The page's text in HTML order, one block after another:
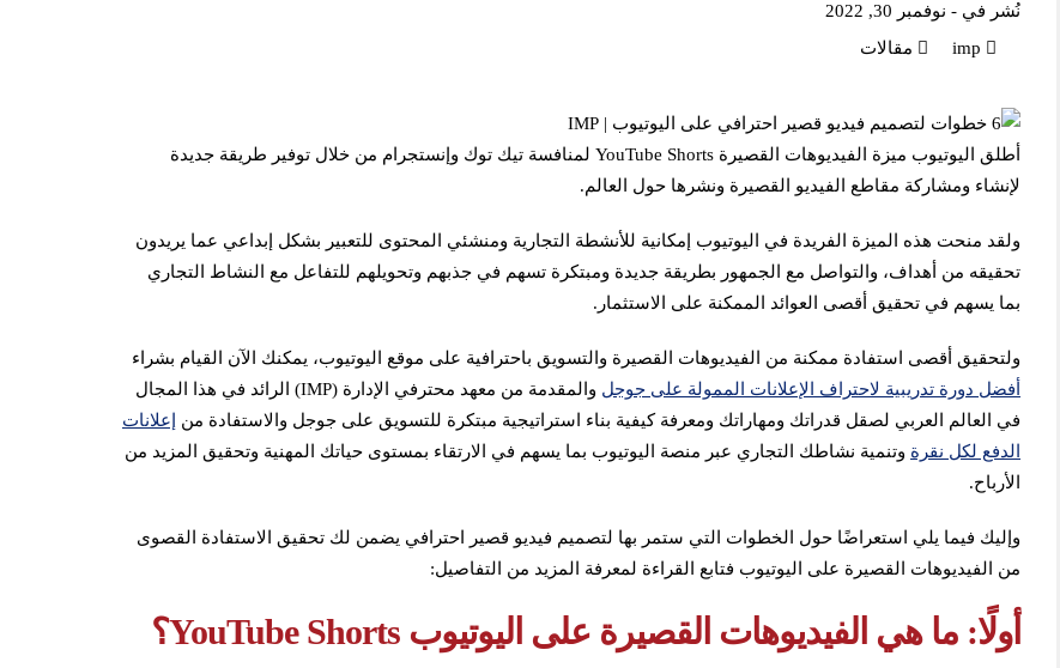
نُشر في - نوفمبر 30, 2022
imp
مقالات
أطلق اليوتيوب ميزة الفيديوهات القصيرة YouTube Shorts لمنافسة تيك توك وإنستجرام من خلال توفير طريقة جديدة
لإنشاء ومشاركة مقاطع الفيديو القصيرة ونشرها حول العالم.
ولقد منحت هذه الميزة الفريدة في اليوتيوب إمكانية للأنشطة التجارية ومنشئي المحتوى للتعبير بشكل إبداعي عما يريدون
تحقيقه من أهداف، والتواصل مع الجمهور بطريقة جديدة ومبتكرة تسهم في جذبهم وتحويلهم للتفاعل مع النشاط التجاري
بما يسهم في تحقيق أقصى العوائد الممكنة على الاستثمار.
ولتحقيق أقصى استفادة ممكنة من الفيديوهات القصيرة والتسويق باحترافية على موقع اليوتيوب، يمكنك الآن القيام بشراء
أفضل دورة تدريبية لاحتراف الإعلانات الممولة على جوجل
والمقدمة من معهد محترفي الإدارة (IMP) الرائد في هذا المجال
في العالم العربي لصقل قدراتك ومهاراتك ومعرفة كيفية بناء استراتيجية مبتكرة للتسويق على جوجل والاستفادة من إعلانات
الدفع لكل نقرة وتنمية نشاطك التجاري عبر منصة اليوتيوب بما يسهم في الارتقاء بمستوى حياتك المهنية وتحقيق المزيد من
الأرباح.
وإليك فيما يلي استعراضًا حول الخطوات التي ستمر بها لتصميم فيديو قصير احترافي يضمن لك تحقيق الاستفادة القصوى
من الفيديوهات القصيرة على اليوتيوب فتابع القراءة لمعرفة المزيد من التفاصيل:
أولًا: ما هي الفيديوهات القصيرة على اليوتيوب YouTube Shorts؟